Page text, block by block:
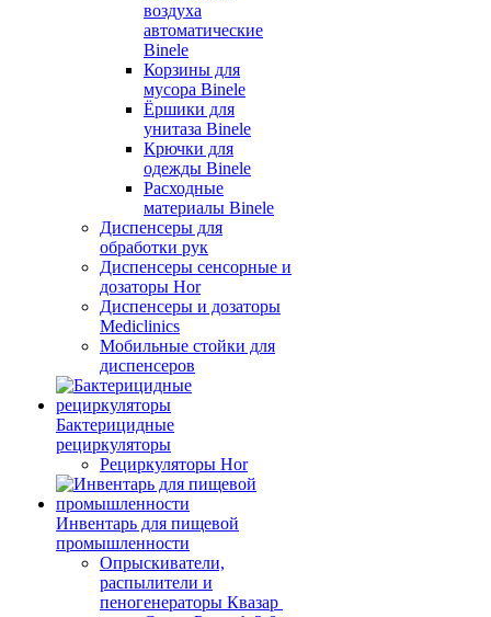
воздуха
автоматические
Binele
Корзины для
мусора Binele
Ёршики для
унитаза Binele
Крючки для
одежды Binele
Расходные
материалы Binele
Диспенсеры для
обработки рук
Диспенсеры сенсорные и
дозаторы Hor
Диспенсеры и дозаторы
Mediclinics
Мобильные стойки для
диспенсеров
Бактерицидные
рециркуляторы
Рециркуляторы Hor
Инвентарь для пищевой
промышленности
Опрыскиватели,
распылители и
пеногенераторы Квазар